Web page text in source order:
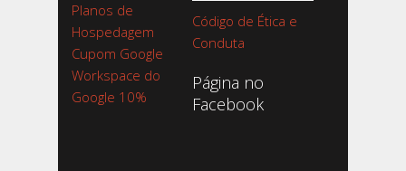
Planos de
Hospedagem
Cupom Google
Workspace do
Google 10%
Código de Ética e
Conduta
Página no
Facebook